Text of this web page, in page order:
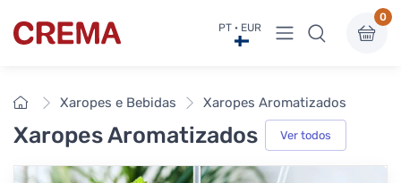
Crema PT · EUR Ver menu
0
InícioXaropes e Bebidas Xaropes Aromatizados
Xaropes Aromatizados Ver todos